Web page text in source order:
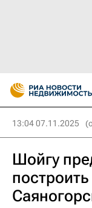
13:04 07.11.2025
Шойгу